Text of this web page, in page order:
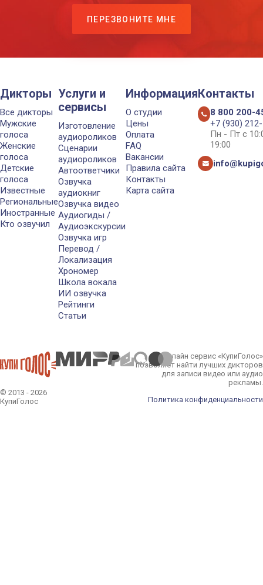
ПЕРЕЗВОНИТЕ МНЕ
Дикторы
Все дикторы
Мужские
голоса
Женские
голоса
Детские
голоса
Известные
Региональные
Иностранные
Кто озвучил
Услуги и
сервисы
Изготовление
аудиороликов
Сценарии
аудиороликов
Автоответчики
Озвучка
аудиокниг
Озвучка видео
Аудиогиды /
Аудиоэкскурсии
Озвучка игр
Перевод /
Локализация
Хрономер
Школа вокала
ИИ озвучка
Рейтинги
Статьи
Информация
О студии
Цены
Оплата
FAQ
Вакансии
Правила сайта
Контакты
Карта сайта
Контакты
8 800 200-
+7 (930)
Пн - Пт с
19:00
© 2013 - 2026
КупиГолос
Онлайн сервис «КупиГолос»
позволяет найти лучших дикторов
для записи видео или аудио
рекламы.
Политика конфиденциальности